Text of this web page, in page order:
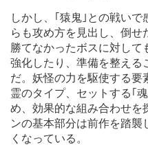
しかし、｢猿鬼｣との戦い
らも攻め方を見出し、倒せ
勝てなかったボスに対して
強化したり、準備を整え
だ。妖怪の力を駆使する
霊のタイプ、セットする｢
め、効果的な組み合わせを
ンの基本部分は前作を踏
くなっている。